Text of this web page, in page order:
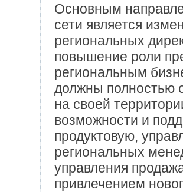
Основным
сети является
региональных
повышение роли
региональным
должны полностью
на своей
возможности и
продуктовую,
региональных
управления
привлечением